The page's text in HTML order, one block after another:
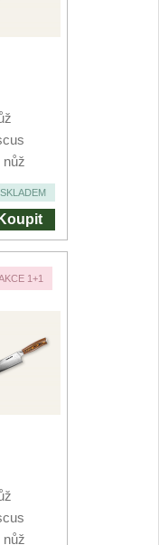
nůž
SKLADEM
Koupit
1+1
nůž